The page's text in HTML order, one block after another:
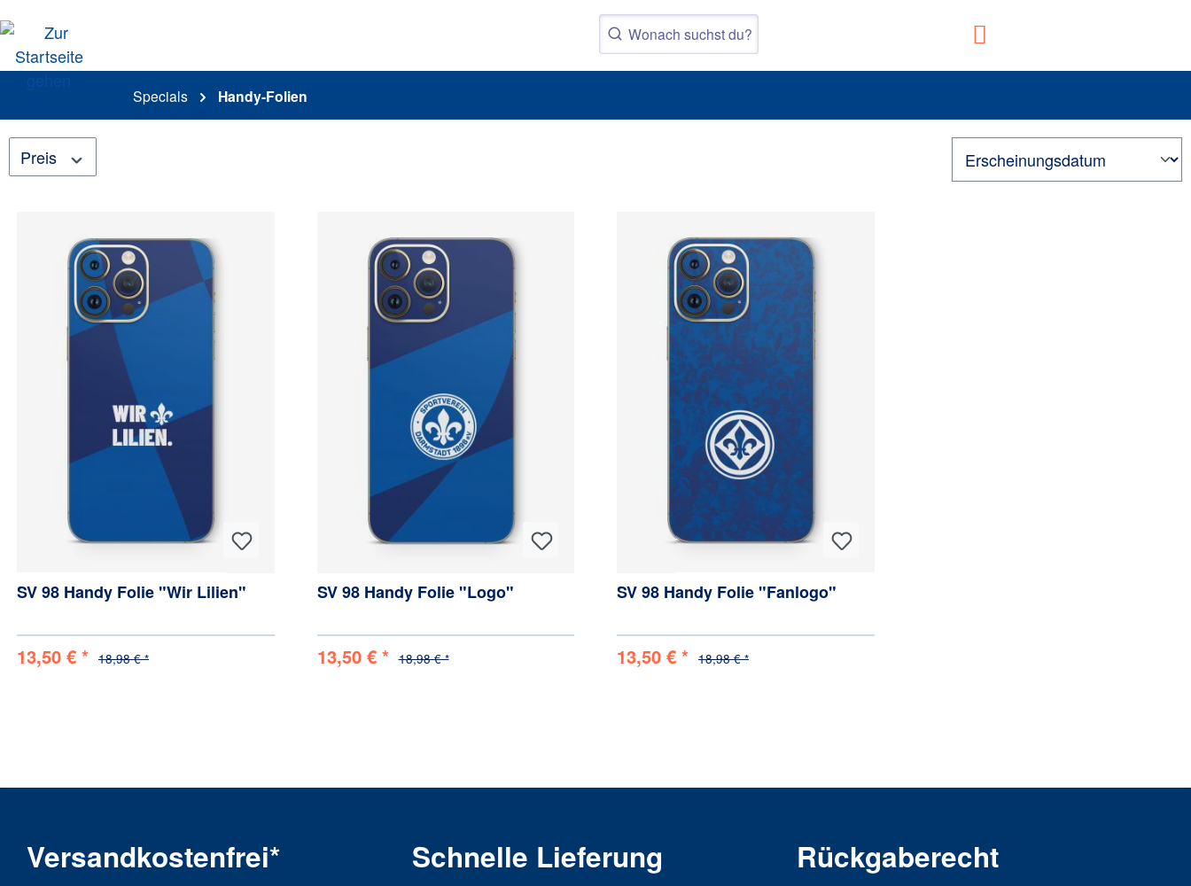
Specials Handy-Folien
Preis
SV 98 Handy Folie "Wir Lilien"
13,50 € * 18,98 € *
SV 98 Handy Folie "Logo"
13,50 € * 18,98 € *
SV 98 Handy Folie "Fanlogo"
13,50 € * 18,98 € *
Versandkostenfrei* Schnelle Lieferung Rückgaberecht